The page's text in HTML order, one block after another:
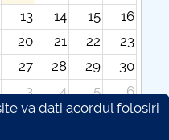
13 14 15
16
20 21 22
23
27 28 29
30
3 4 5
6
va dati acordul folosiri